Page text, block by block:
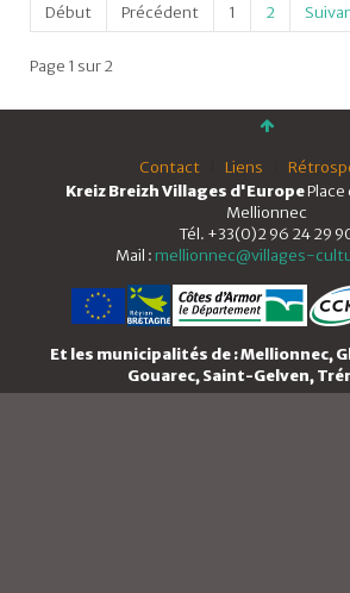
Début Précédent 1 2
Page 1 sur 2
Contact Liens
Kreiz Breizh Villages d'Europe
Mellionnec
Tél. +33(0)2 96 24 29
Mail : mellionnec@villages-
Et les municipalités de : Mellionnec,
Gouarec, Saint-Gelven,